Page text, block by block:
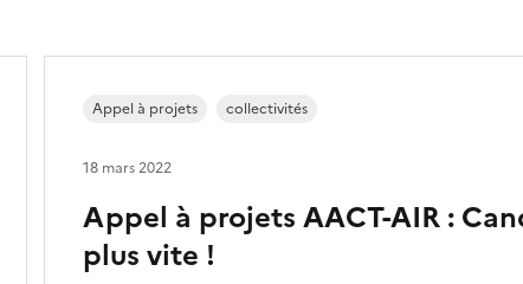
Appel à projets AACT-AIR :
plus vite !
Appel à projets collectivités
18 mars 2022